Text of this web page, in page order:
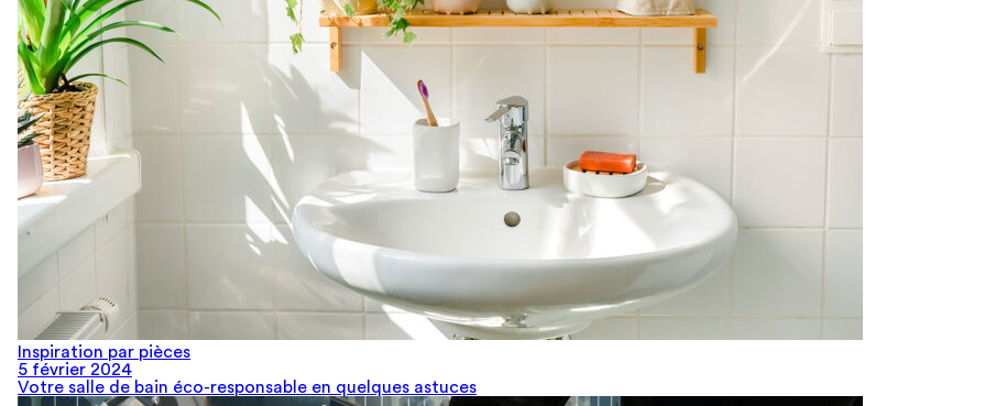
Inspiration par pièces
5 février 2024
Votre salle de bain éco-responsable en quelques astuces